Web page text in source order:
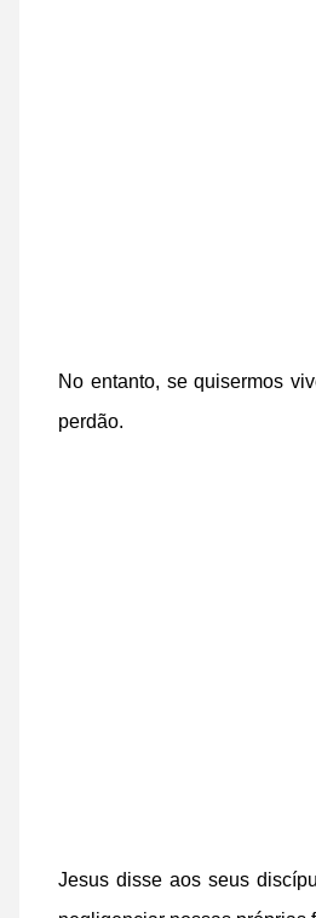
No entanto, se quisermos
perdão.
Jesus disse aos seus